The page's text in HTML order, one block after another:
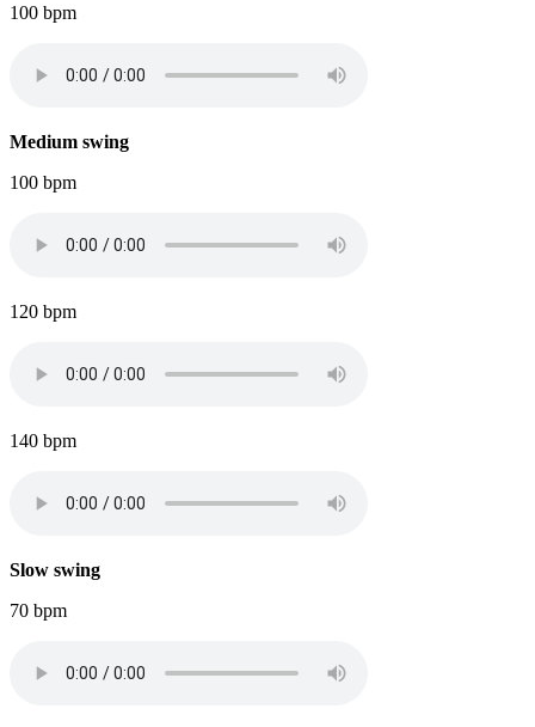
100 bpm
Medium swing
100 bpm
120 bpm
140 bpm
Slow swing
70 bpm